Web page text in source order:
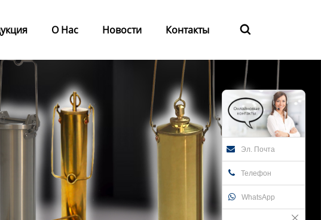
О Нас Новости Контакты 
Эл. Почта
Телефон
WhatsApp